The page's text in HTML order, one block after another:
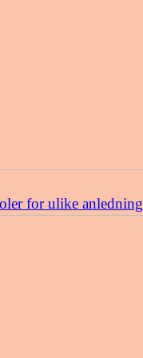
for ulike